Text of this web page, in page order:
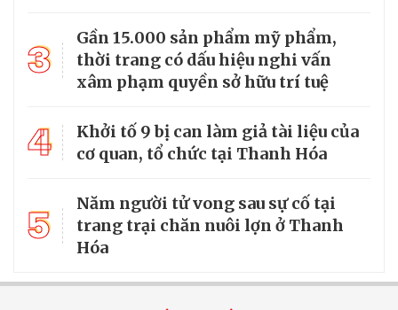
3
Gần 15.000 sản phẩm mỹ phẩm,
thời trang có dấu hiệu nghi vấn
xâm phạm quyền sở hữu trí tuệ
4
Khởi tố 9 bị can làm giả tài liệu của
cơ quan, tổ chức tại Thanh Hóa
5
Năm người tử vong sau sự cố tại
trang trại chăn nuôi lợn ở Thanh
Hóa